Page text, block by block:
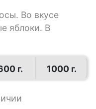
Во вкусе
яблоки. В
г. 1000 г.